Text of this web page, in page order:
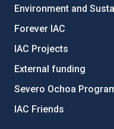
Environment and
Forever IAC
IAC Projects
External funding
Severo Ochoa
IAC Friends